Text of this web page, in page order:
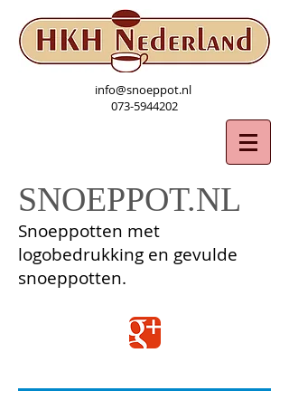
SNOEPPOT.NL
Snoeppotten met
logobedrukking en gevulde
snoeppotten.
info@snoeppot.nl
073-5944202